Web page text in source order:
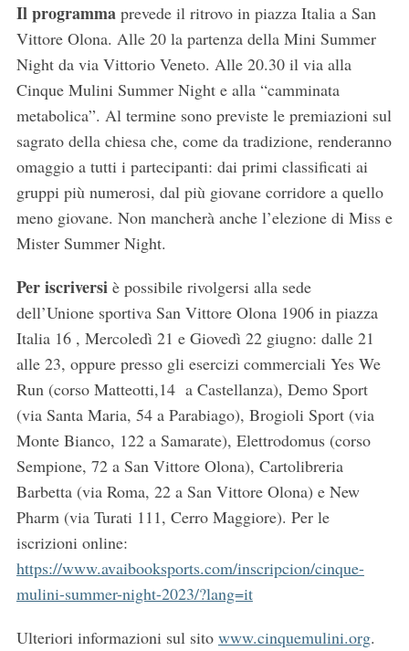
Il programmaprevede il ritrovo in piazza Italia a San
Vittore Olona. Alle 20 la partenza della Mini Summer
Night da via Vittorio Veneto. Alle 20.30 il via alla
Cinque Mulini Summer Night e alla “camminata
metabolica”. Al termine sono previste le premiazioni sul
sagrato della chiesa che, come da tradizione, renderanno
omaggio a tutti i partecipanti: dai primi classificati ai
gruppi più numerosi, dal più giovane corridore a quello
meno giovane. Non mancherà anche l’elezione di Miss e
Mister Summer Night.
Per iscriversiè possibile rivolgersi alla sede
dell’Unione sportiva San Vittore Olona 1906 in piazza
Italia 16 , Mercoledì 21 e Giovedì 22 giugno: dalle 21
alle 23, oppure presso gli esercizi commerciali Yes We
Run (corso Matteotti,14 a Castellanza), Demo Sport
(via Santa Maria, 54 a Parabiago), Brogioli Sport (via
Monte Bianco, 122 a Samarate), Elettrodomus (corso
Sempione, 72 a San Vittore Olona), Cartolibreria
Barbetta (via Roma, 22 a San Vittore Olona) e New
Pharm (via Turati 111, Cerro Maggiore). Per le
iscrizioni online:
https://www.avaibooksports.com/inscripcion/cinque-
mulini-summer-night-2023/?lang=it
Ulteriori informazioni sul sito www.cinquemulini.org.
e
r
c
h
f
r
: